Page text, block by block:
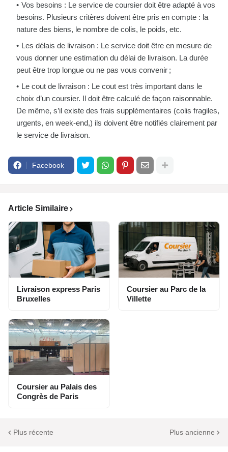
Vos besoins : Le service de coursier doit être adapté à vos
besoins. Plusieurs critères doivent être pris en compte : la
nature des biens, le nombre de colis, le poids, etc.
Les délais de livraison : Le service doit être en mesure de
vous donner une estimation du délai de livraison. La durée
peut être trop longue ou ne pas vous convenir ;
Le cout de livraison : Le cout est très important dans le
choix d’un coursier. Il doit être calculé de façon raisonnable.
De même, s’il existe des frais supplémentaires (colis fragiles,
urgents, en week-end,) ils doivent être notifiés clairement par
le service de livraison.
Facebook
Article Similaire
Livraison express Paris
Bruxelles
Coursier au Parc de la
Villette
Coursier au Palais des
Congrès de Paris
Plus récente Plus ancienne